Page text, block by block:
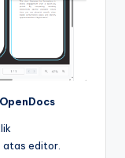
atas editor.